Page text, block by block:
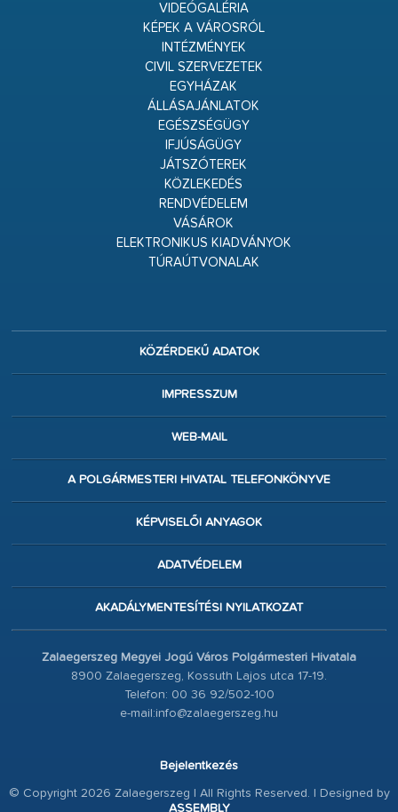
VIDEÓGALÉRIA
KÉPEK A VÁROSRÓL
INTÉZMÉNYEK
CIVIL SZERVEZETEK
EGYHÁZAK
ÁLLÁSAJÁNLATOK
EGÉSZSÉGÜGY
IFJÚSÁGÜGY
JÁTSZÓTEREK
KÖZLEKEDÉS
RENDVÉDELEM
VÁSÁROK
ELEKTRONIKUS KIADVÁNYOK
TÚRAÚTVONALAK
KÖZÉRDEKŰ ADATOK
IMPRESSZUM
WEB-MAIL
A POLGÁRMESTERI HIVATAL TELEFONKÖNYVE
KÉPVISELŐI ANYAGOK
ADATVÉDELEM
AKADÁLYMENTESÍTÉSI NYILATKOZAT
Zalaegerszeg Megyei Jogú Város Polgármesteri Hivatala
8900 Zalaegerszeg, Kossuth Lajos utca 17-19.
Telefon: 00 36 92/502-100
e-mail:info@zalaegerszeg.hu
Bejelentkezés
© Copyright 2026 Zalaegerszeg | All Rights Reserved. | Designed by
ASSEMBLY